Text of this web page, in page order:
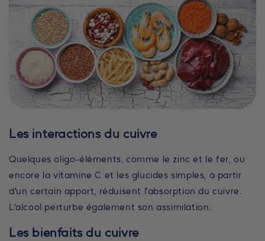
Les interactions du cuivre
Quelques oligo-éléments, comme le zinc et le fer, ou
encore la vitamine C et les glucides simples, à partir
d’un certain apport, réduisent l’absorption du cuivre.
L’alcool perturbe également son assimilation.
Les bienfaits du cuivre